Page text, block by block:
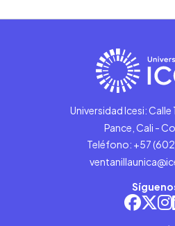
Universidad Icesi: Calle
Pance, Cali -
Teléfono: +57